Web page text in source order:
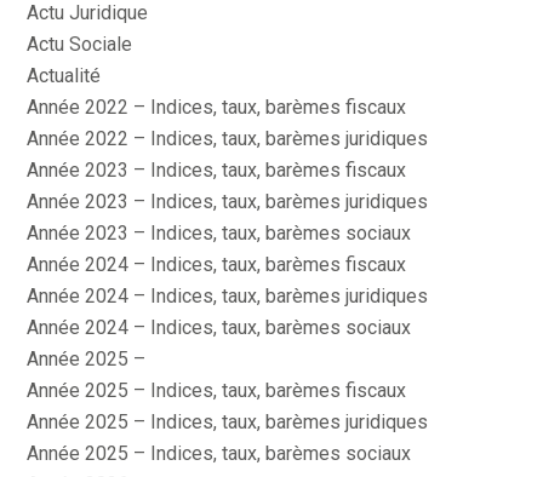
Actu Juridique
Actu Sociale
Actualité
Année 2022 – Indices, taux, barèmes fiscaux
Année 2022 – Indices, taux, barèmes juridiques
Année 2023 – Indices, taux, barèmes fiscaux
Année 2023 – Indices, taux, barèmes juridiques
Année 2023 – Indices, taux, barèmes sociaux
Année 2024 – Indices, taux, barèmes fiscaux
Année 2024 – Indices, taux, barèmes juridiques
Année 2024 – Indices, taux, barèmes sociaux
Année 2025 –
Année 2025 – Indices, taux, barèmes fiscaux
Année 2025 – Indices, taux, barèmes juridiques
Année 2025 – Indices, taux, barèmes sociaux